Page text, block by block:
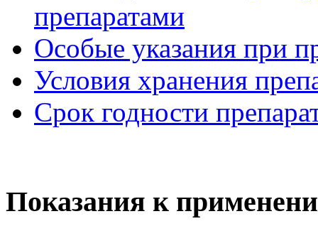
препаратами
Особые указания при
Условия хранения
Срок годности
Показания к